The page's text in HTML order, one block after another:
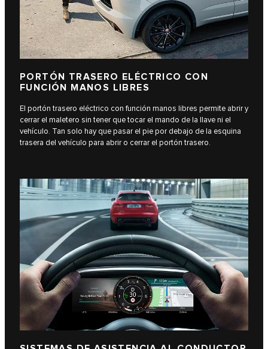
PORTÓN TRASERO ELÉCTRICO CON
FUNCIÓN MANOS LIBRES
El portón trasero eléctrico con función manos libres permite abrir y
cerrar el maletero sin tener que tocar el mando de la llave ni el
vehículo. Tan solo hay que pasar el pie por debajo de la esquina
trasera del vehículo para abrir o cerrar el portón trasero.